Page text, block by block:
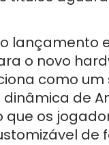
o lançamento
o novo
como
de
que os
de